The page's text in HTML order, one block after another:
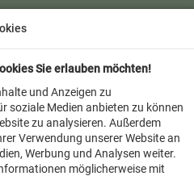
Sie erlauben möchten!
und Anzeigen zu
soziale Medien anbieten zu können
zu analysieren. Außerdem
Verwendung unserer Website an
Werbung und Analysen weiter.
möglicherweise mit